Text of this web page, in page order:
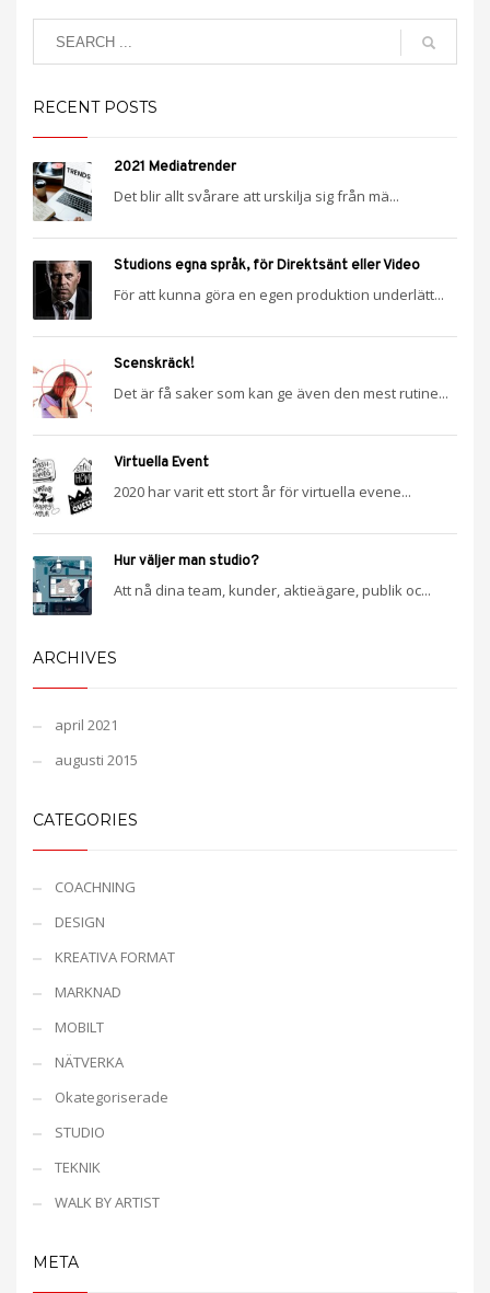
RECENT POSTS
2021 Mediatrender
Det blir allt svårare att urskilja sig från mä...
Studions egna språk, för Direktsänt eller Video
För att kunna göra en egen produktion underlätt...
Scenskräck!
Det är få saker som kan ge även den mest rutine...
Virtuella Event
2020 har varit ett stort år för virtuella evene...
Hur väljer man studio?
Att nå dina team, kunder, aktieägare, publik oc...
ARCHIVES
april 2021
augusti 2015
CATEGORIES
COACHNING
DESIGN
KREATIVA FORMAT
MARKNAD
MOBILT
NÄTVERKA
Okategoriserade
STUDIO
TEKNIK
WALK BY ARTIST
META